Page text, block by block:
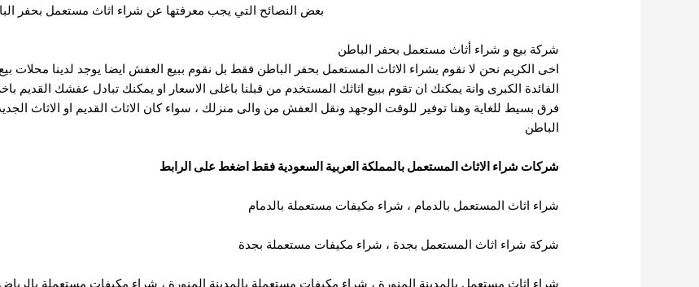
بعض النصائح التي يجب معرفتها عن شراء اثاث مستعمل بحفر
شركة بيع و شراء أثاث مستعمل بحفر الباطن
اخى الكريم نحن لا نقوم بشراء الاثاث المستعمل بحفر الباطن فقط بل نقوم ببيع العفش ايضا يوجد لدينا محلات
الفائدة الكبرى وانة يمكنك ان تقوم ببيع اثاثك المستخدم من قبلنا باغلى الاسعار او يمكنك تبادل عفشك القديم
فرق بسيط للغاية وهنا توفير للوقت الوجهد ونقل العفش من والى منزلك ، سواء كان الاثاث القديم او الاثاث
الباطن
شركات شراء الاثاث المستعمل بالمملكة العربية السعودية فقط اضغط على الرابط
شراء اثاث المستعمل بالدمام ، شراء مكيفات مستعملة بالدمام
شركة شراء اثاث المستعمل بجدة ، شراء مكيفات مستعملة بجدة
شراء اثاث مستعمل بالمدينة المنورة ، شراء مكيفات مستعملة بالمدينة المنورة ، شراء مكيفات مستعملة بالرياض